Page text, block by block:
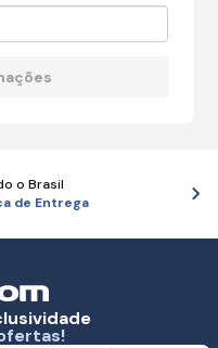
o Brasil
de Entrega